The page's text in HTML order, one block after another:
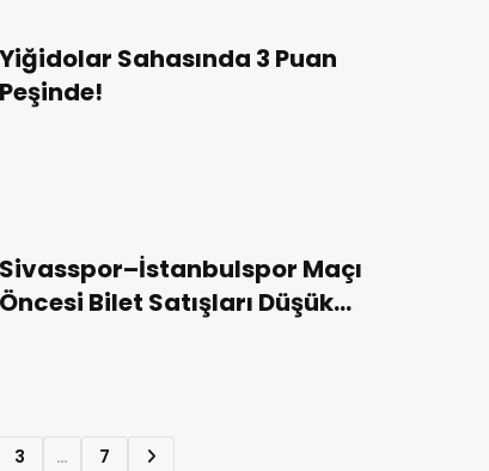
Yiğidolar Sahasında 3 Puan
Peşinde!
Sivasspor–İstanbulspor Maçı
Öncesi Bilet Satışları Düşük
3 … 7